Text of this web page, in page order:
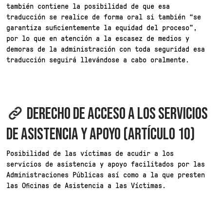
también contiene la posibilidad de que esa
traducción se realice de forma oral si también “se
garantiza suficientemente la equidad del proceso”,
por lo que en atención a la escasez de medios y
demoras de la administración con toda seguridad esa
traducción seguirá llevándose a cabo oralmente.
DERECHO DE ACCESO A LOS SERVICIOS
DE ASISTENCIA Y APOYO (ARTÍCULO 10)
Posibilidad de las víctimas de acudir a los
servicios de asistencia y apoyo facilitados por las
Administraciones Públicas así como a la que presten
las Oficinas de Asistencia a las Víctimas.